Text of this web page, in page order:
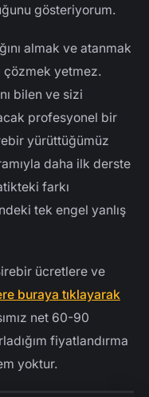
gösteriyorum.
almak ve atanmak
çözmek yetmez.
bilen ve sizi
profesyonel bir
yürüttüğümüz
daha ilk derste
farkı
tek engel yanlış
ücretlere ve
buraya tıklayarak
net 60-90
fiyatlandırma
yoktur.